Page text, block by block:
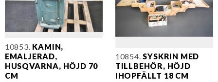
10853. KAMIN,
EMALJERAD,
HUSQVARNA, HÖJD 70
CM
10854. SYSKRIN MED
TILLBEHÖR, HÖJD
IHOPFÄLLT 18 CM